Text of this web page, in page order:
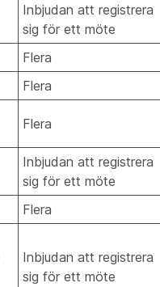
Inbjudan att registrera
sig för ett möte
Flera
Flera
Flera
Inbjudan att registrera
sig för ett möte
Flera
Inbjudan att registrera
sig för ett möte